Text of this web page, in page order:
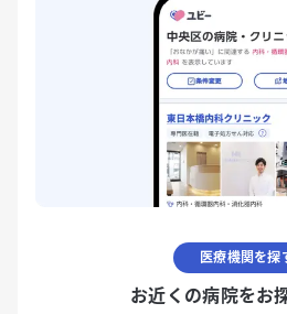
医療機関を探
お近くの病院をお